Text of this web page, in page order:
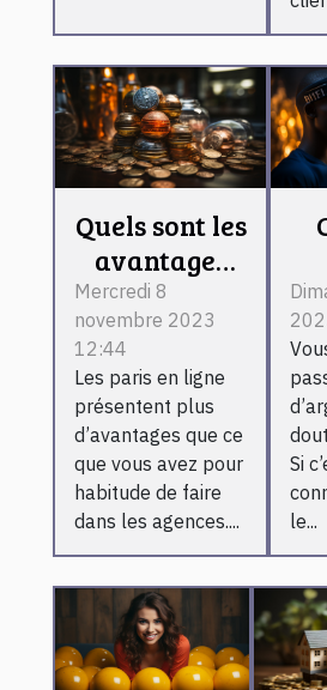
Quels sont les
avantages
d’un pari
sportif en
ligne ?
Mercredi 8
novembre 2023
12:44
Les paris en ligne
présentent plus
d’avantages que ce
que vous avez pour
habitude de faire
dans les agences....
Si
le...